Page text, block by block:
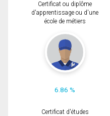
Certificat ou diplôme
d'apprentissage ou d'une
école de métiers
6.86 %
Certificat d'études